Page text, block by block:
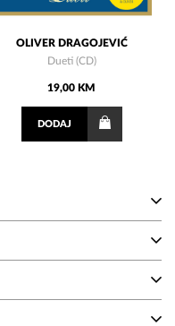
OLIVER DRAGOJEVIĆ
Dueti (CD)
19,00 KM
DODAJ